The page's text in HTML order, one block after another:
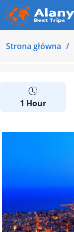
Strona główna
1 Hour